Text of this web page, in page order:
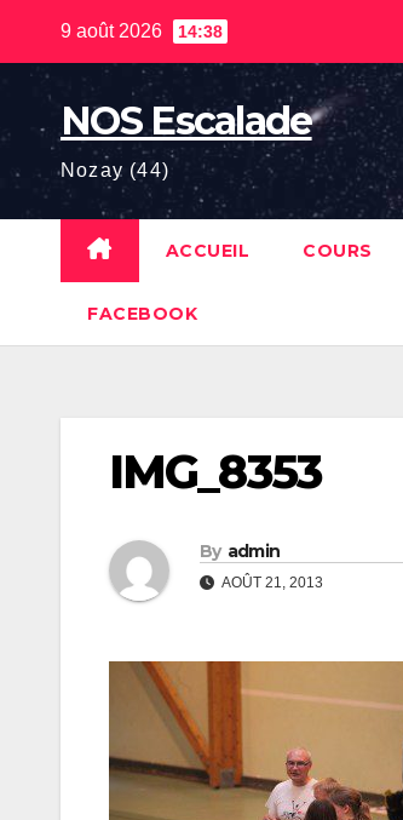
9 août 2026 14:38
NOS Escalade
Nozay (44)
ACCUEIL COURS
FACEBOOK
IMG_8353
By admin
AOÛT 21, 2013